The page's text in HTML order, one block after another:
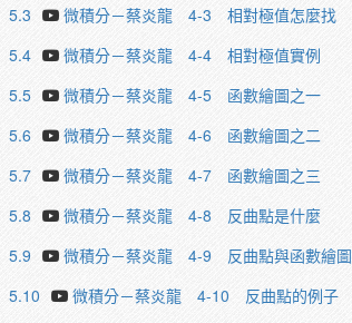
5.3
微積分－蔡炎龍 4-3 相對極值怎麼找
5.4
微積分－蔡炎龍 4-4 相對極值實例
5.5
微積分－蔡炎龍 4-5 函數繪圖之一
5.6
微積分－蔡炎龍 4-6 函數繪圖之二
5.7
微積分－蔡炎龍 4-7 函數繪圖之三
5.8
微積分－蔡炎龍 4-8 反曲點是什麼
5.9
微積分－蔡炎龍 4-9 反曲點與函數繪圖
5.10
微積分－蔡炎龍 4-10 反曲點的例子